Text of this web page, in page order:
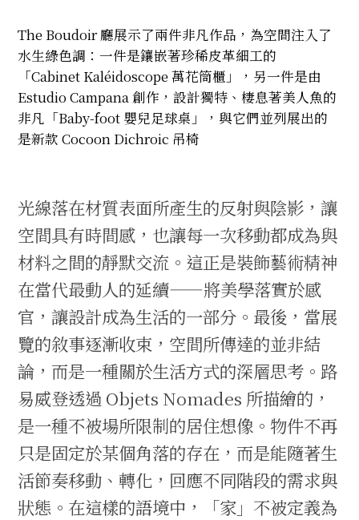
The Boudoir 廳展示了兩件非凡作品，為空間注入了
水生綠色調：一件是鑲嵌著珍稀皮革細工的
「Cabinet Kaléidoscope 萬花筒櫃」，另一件是由
Estudio Campana 創作，設計獨特、棲息著美人魚的
非凡「Baby-foot 嬰兒足球桌」，與它們並列展出的
是新款 Cocoon Dichroic 吊椅
光線落在材質表面所產生的反射與陰影，讓
空間具有時間感，也讓每一次移動都成為與
材料之間的靜默交流。這正是裝飾藝術精神
在當代最動人的延續——將美學落實於感
官，讓設計成為生活的一部分。最後，當展
覽的敘事逐漸收束，空間所傳達的並非結
論，而是一種關於生活方式的深層思考。路
易威登透過 Objets Nomades 所描繪的，
是一種不被場所限制的居住想像。物件不再
只是固定於某個角落的存在，而是能隨著生
活節奏移動、轉化，回應不同階段的需求與
狀態。在這樣的語境中，「家」不被定義為